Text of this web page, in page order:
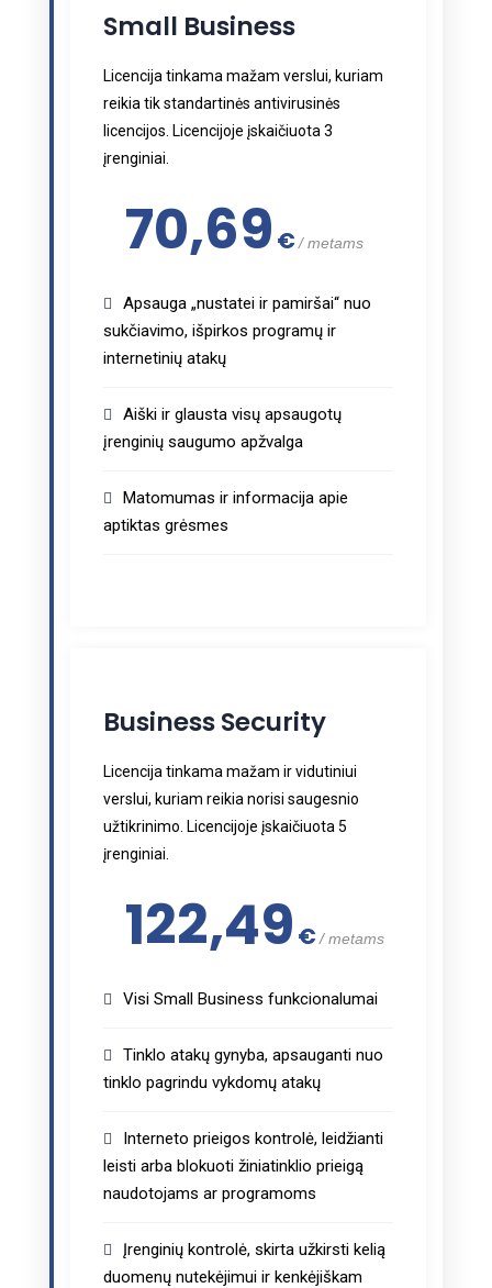
Small Business
Licencija tinkama mažam verslui, kuriam
reikia tik standartinės antivirusinės
licencijos. Licencijoje įskaičiuota 3
įrenginiai.
70,69 € metams
Apsauga „nustatei ir pamiršai“ nuo
sukčiavimo, išpirkos programų ir
internetinių atakų
Aiški ir glausta visų apsaugotų
įrenginių saugumo apžvalga
Matomumas ir informacija apie
aptiktas grėsmes
Business Security
Licencija tinkama mažam ir vidutiniui
verslui, kuriam reikia norisi saugesnio
užtikrinimo. Licencijoje įskaičiuota 5
įrenginiai.
122,49 € metams
Visi Small Business funkcionalumai
Tinklo atakų gynyba, apsauganti nuo
tinklo pagrindu vykdomų atakų
Interneto prieigos kontrolė, leidžianti
leisti arba blokuoti žiniatinklio prieigą
naudotojams ar programoms
Įrenginių kontrolė, skirta užkirsti kelią
duomenų nutekėjimui ir kenkėjiškam